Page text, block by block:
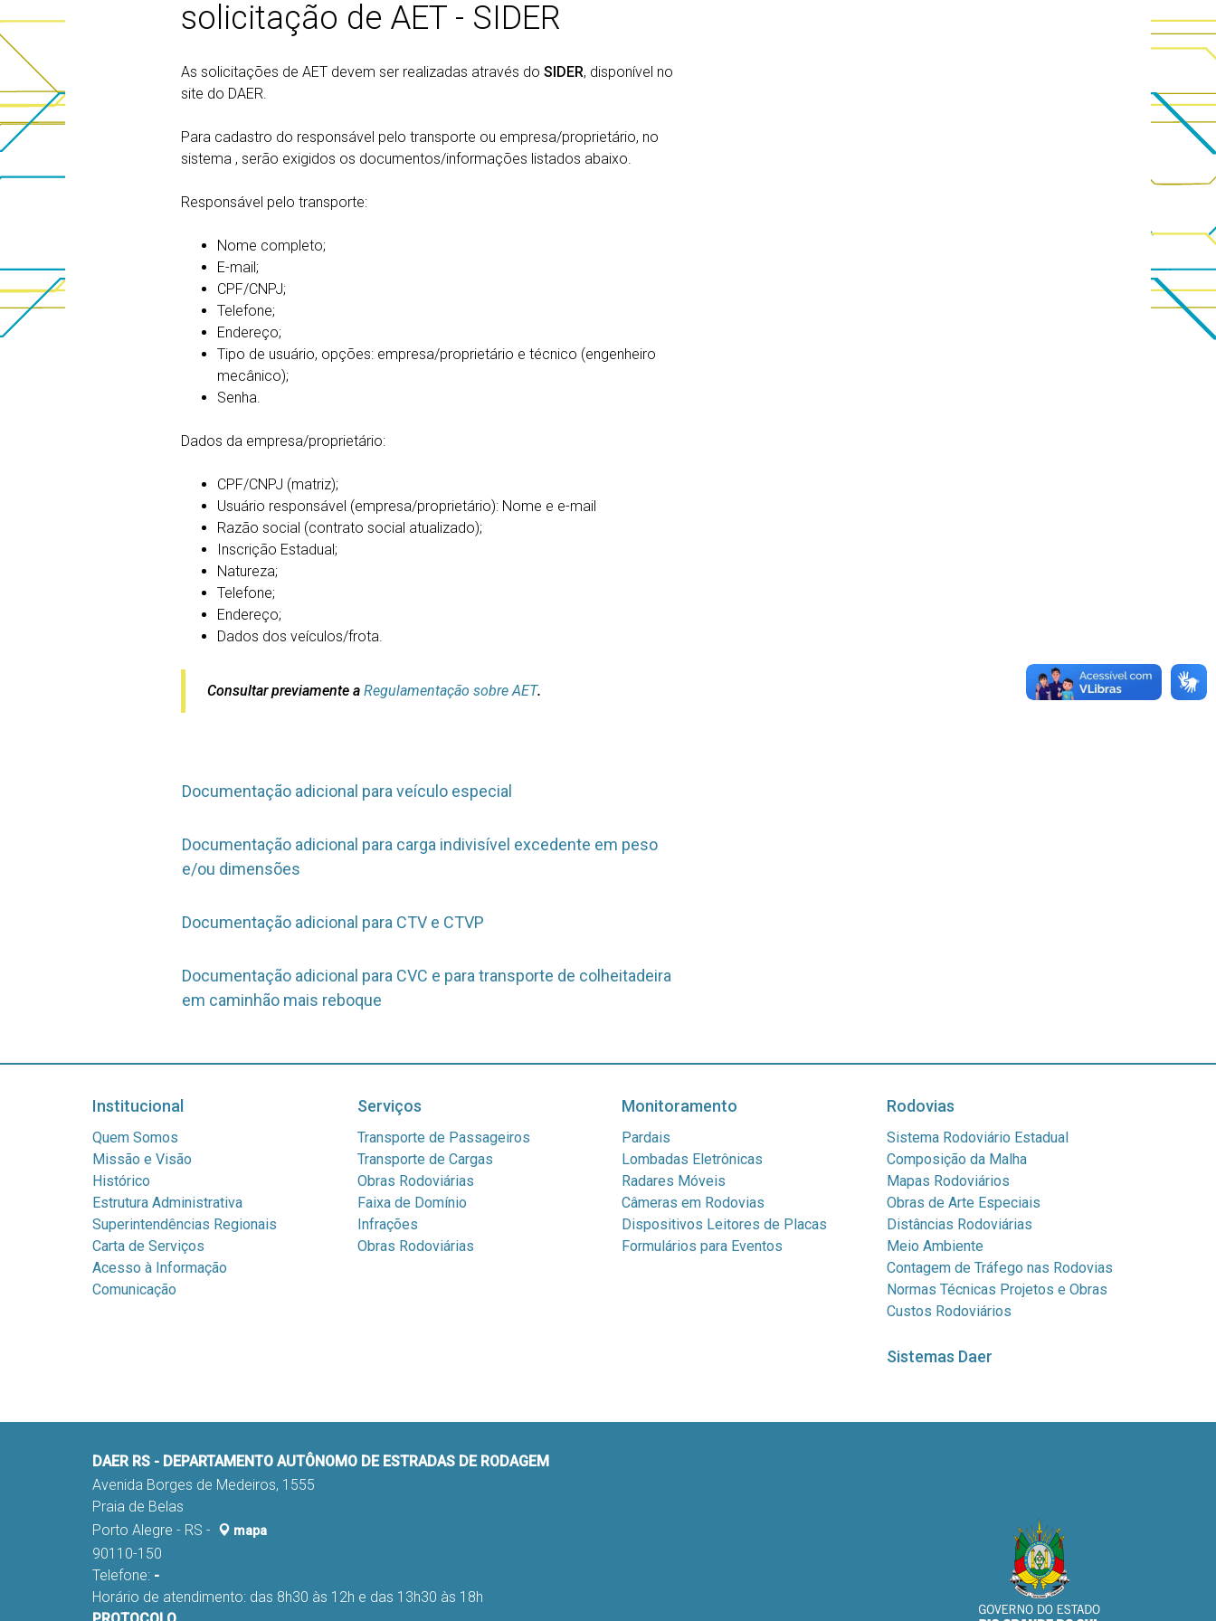
solicitação de AET - SIDER
As solicitações de AET devem ser realizadas através do SIDER, disponível no
site do DAER.
Para cadastro do responsável pelo transporte ou empresa/proprietário, no
sistema , serão exigidos os documentos/informações listados abaixo.
Responsável pelo transporte:
Nome completo;
E-mail;
CPF/CNPJ;
Telefone;
Endereço;
Tipo de usuário, opções: empresa/proprietário e técnico (engenheiro
mecânico);
Senha.
Dados da empresa/proprietário:
CPF/CNPJ (matriz);
Usuário responsável (empresa/proprietário): Nome e e-mail
Razão social (contrato social atualizado);
Inscrição Estadual;
Natureza;
Telefone;
Endereço;
Dados dos veículos/frota.
Consultar previamente a Regulamentação sobre AET.
Documentação adicional para veículo especial
Documentação adicional para carga indivisível excedente em peso
e/ou dimensões
Documentação adicional para CTV e CTVP
Documentação adicional para CVC e para transporte de colheitadeira
em caminhão mais reboque
Institucional
Quem Somos
Missão e Visão
Histórico
Estrutura Administrativa
Superintendências Regionais
Carta de Serviços
Acesso à Informação
Comunicação
Serviços
Transporte de Passageiros
Transporte de Cargas
Obras Rodoviárias
Faixa de Domínio
Infrações
Obras Rodoviárias
Monitoramento
Pardais
Lombadas Eletrônicas
Radares Móveis
Câmeras em Rodovias
Dispositivos Leitores de Placas
Formulários para Eventos
Rodovias
Sistema Rodoviário Estadual
Composição da Malha
Mapas Rodoviários
Obras de Arte Especiais
Distâncias Rodoviárias
Meio Ambiente
Contagem de Tráfego nas Rodovias
Normas Técnicas Projetos e Obras
Custos Rodoviários
Sistemas Daer
DAER RS - DEPARTAMENTO AUTÔNOMO DE ESTRADAS DE RODAGEM
Avenida Borges de Medeiros, 1555
Praia de Belas
Porto Alegre - RS -
mapa
90110-150
Telefone: -
Horário de atendimento: das 8h30 às 12h e das 13h30 às 18h